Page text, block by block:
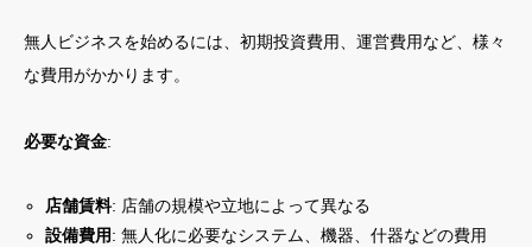
無人ビジネスを始めるには、初期投資費用、運営費用など、様々
な費用がかかります。
必要な資金:
店舗賃料: 店舗の規模や立地によって異なる
設備費用: 無人化に必要なシステム、機器、什器などの費用